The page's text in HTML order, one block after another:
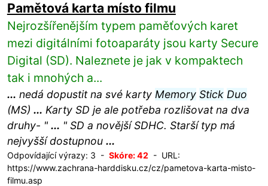
Pamětová karta místo filmu
Nejrozšířenějším typem paměťových karet
mezi digitálními fotoaparáty jsou karty Secure
Digital (SD). Naleznete je jak v kompaktech
tak i mnohých a...
... nedá dopustit na své karty Memory Stick Duo
(MS) ... Karty SD je ale potřeba rozlišovat na dva
druhy- " ... " SD a novější SDHC. Starší typ má
nejvyšší dostupnou ...
Odpovídající výrazy: 3 - Skóre: 42- URL:
https://www.zachrana-harddisku.cz/cz/pametova-karta-misto-
filmu.asp